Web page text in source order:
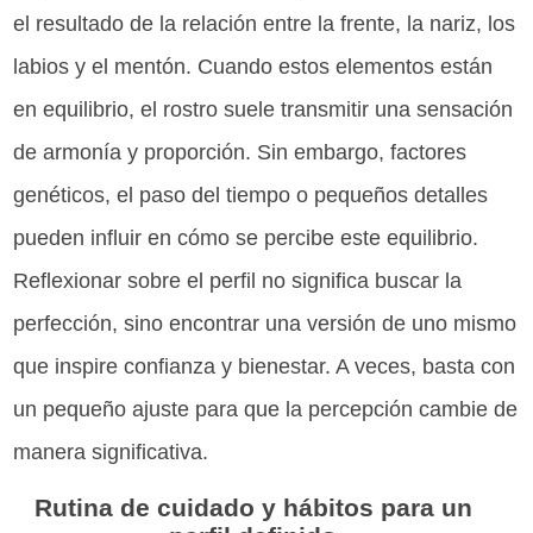
el resultado de la relación entre la frente, la nariz, los
labios y el mentón. Cuando estos elementos están
en equilibrio, el rostro suele transmitir una sensación
de armonía y proporción. Sin embargo, factores
genéticos, el paso del tiempo o pequeños detalles
pueden influir en cómo se percibe este equilibrio.
Reflexionar sobre el perfil no significa buscar la
perfección, sino encontrar una versión de uno mismo
que inspire confianza y bienestar. A veces, basta con
un pequeño ajuste para que la percepción cambie de
manera significativa.
Rutina de cuidado y hábitos para un